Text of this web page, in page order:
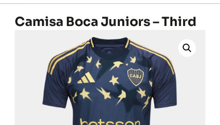
Camisa Boca Juniors – Third